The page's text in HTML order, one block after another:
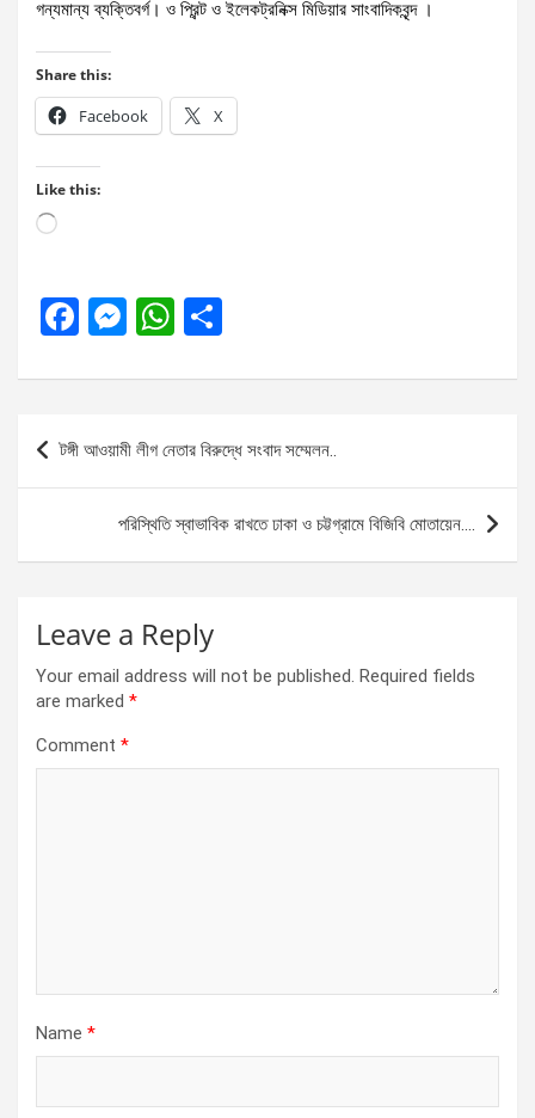
গন্যমান্য ব্যক্তিবর্গ। ও প্রিন্ট ও ইলেকট্রনিক্স মিডিয়ার সাংবাদিকবৃন্দ ।
Share this:
Facebook X
Like this:
Loading…
F
ce
o
M
se
n
g
er
W
at
A
p
p
ar
Post
navigation
টঙ্গী আওয়ামী লীগ নেতার বিরুদ্ধে সংবাদ সম্মেলন..
পরিস্থিতি স্বাভাবিক রাখতে ঢাকা ও চট্টগ্রামে বিজিবি মোতায়েন….
Leave a Reply
Your email address will not be published. Required fields
are marked *
Comment *
Name *